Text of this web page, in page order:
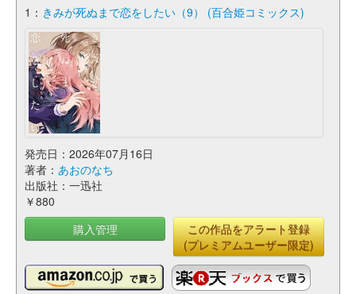
1： きみが死ぬまで恋をしたい（9） (百合姫コミックス)
発売日：2026年07月16日
著者： あおのなち
出版社：一迅社
￥880
購入管理
この作品をアラート登録
(プレミアムユーザー限定)